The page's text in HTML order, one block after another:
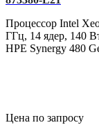
Процессор Intel
ГГц, 14 ядер, 140
HPE Synergy 480
Цена по запросу